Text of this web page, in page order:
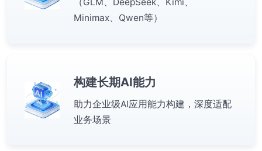
Minimax、Qwen等）
构建长期AI能力
助力企业级AI应用能力构建，深度适配
业务场景